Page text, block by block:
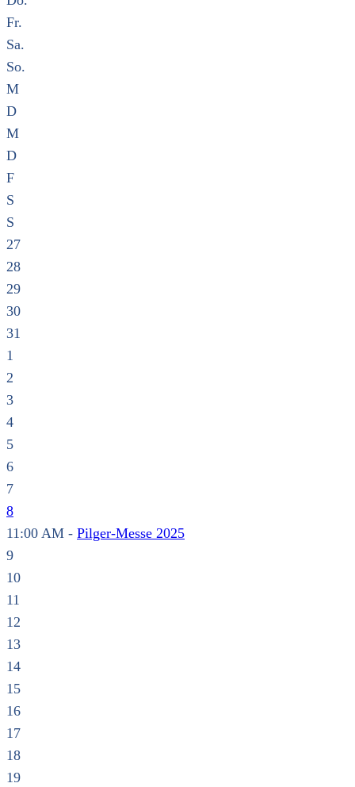
Fr.
Sa.
So.
M
D
M
D
F
S
S
27
28
29
30
31
1
2
3
4
5
6
7
8
11:00 AM - Pilger-Messe 2025
9
10
11
12
13
14
15
16
17
18
19